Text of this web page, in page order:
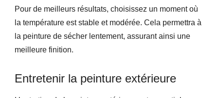
Pour de meilleurs résultats, choisissez un moment où
la température est stable et modérée. Cela permettra à
la peinture de sécher lentement, assurant ainsi une
meilleure finition.
Entretenir la peinture extérieure